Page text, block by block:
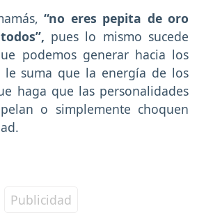
“no eres pepita de oro
pues lo mismo sucede
podemos generar hacia los
le suma que la energía de los
haga que las personalidades
o simplemente choquen